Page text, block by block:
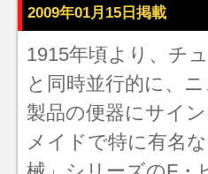
2009年01月15日掲載
1915年頃より、チ
と同時並行的に、
製品の便器にサイ
メイド で特に有名